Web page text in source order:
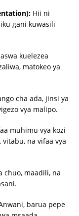
Hii ni
gani kuwasili
kuelezea
matokeo ya
cha ada, jinsi ya
vya malipo.
muhimu vya kozi
vitabu, na vifaa vya
chuo, maadili, na
barua pepe